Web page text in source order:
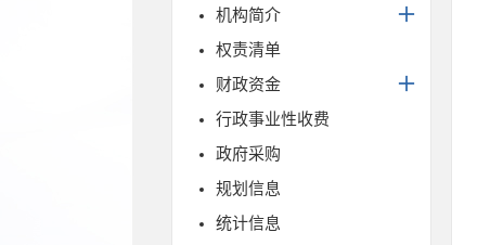
机构简介
权责清单
财政资金
行政事业性收费
政府采购
规划信息
统计信息